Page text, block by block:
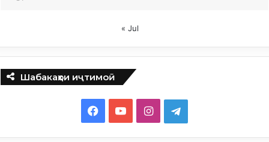
« Jul
Шабакаҳои иҷтимоӣ
a
o
I
n
e